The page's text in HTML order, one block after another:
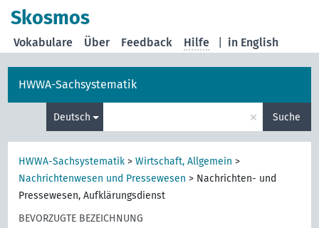
Skosmos
in English
Vokabulare Über Feedback Hilfe
HWWA-Sachsystematik
Deutsch × Suche
HWWA-Sachsystematik >Wirtschaft, Allgemein >
Nachrichtenwesen und Pressewesen > Nachrichten- und
Pressewesen, Aufklärungsdienst
BEVORZUGTE BEZEICHNUNG